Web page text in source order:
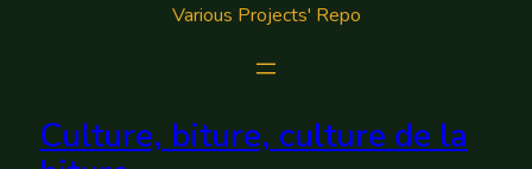
Various Projects' Repo
Culture, biture, culture de la